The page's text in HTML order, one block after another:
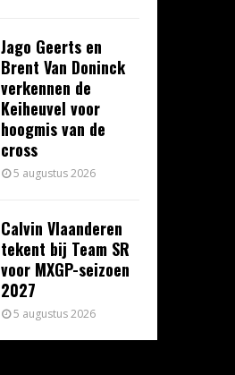
Jago Geerts en
Brent Van Doninck
verkennen de
Keiheuvel voor
hoogmis van de
cross
5 augustus 2026
Calvin Vlaanderen
tekent bij Team SR
voor MXGP-seizoen
2027
5 augustus 2026